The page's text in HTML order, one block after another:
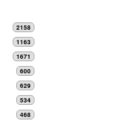
2158
1163
1671
600
629
534
468